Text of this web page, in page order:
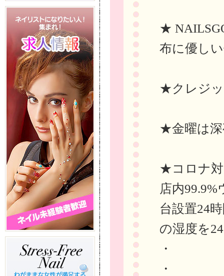
★
布に優し
★クレジ
★金曜は深
★コロナ
店内
台設置24
の湿度を
・
・